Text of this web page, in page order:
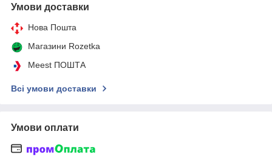
Умови доставки
Нова Пошта
Магазини Rozetka
Meest ПОШТА
Всі умови доставки
Умови оплати